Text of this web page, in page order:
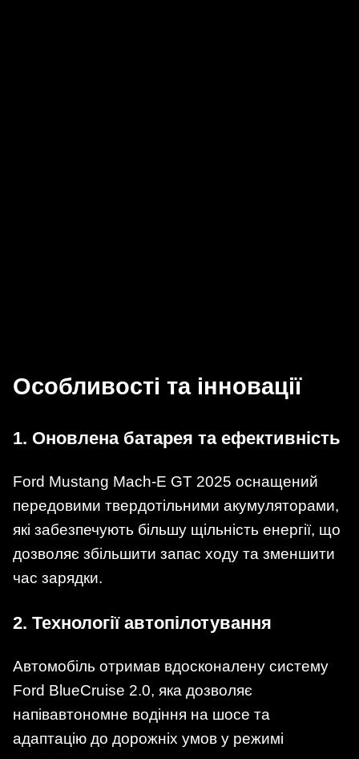
Особливості та інновації
1. Оновлена батарея та ефективність
Ford Mustang Mach-E GT 2025 оснащений
передовими твердотільними акумуляторами,
які забезпечують більшу щільність енергії, що
дозволяє збільшити запас ходу та зменшити
час зарядки.
2. Технології автопілотування
Автомобіль отримав вдосконалену систему
Ford BlueCruise 2.0, яка дозволяє
напівавтономне водіння на шосе та
адаптацію до дорожніх умов у режимі